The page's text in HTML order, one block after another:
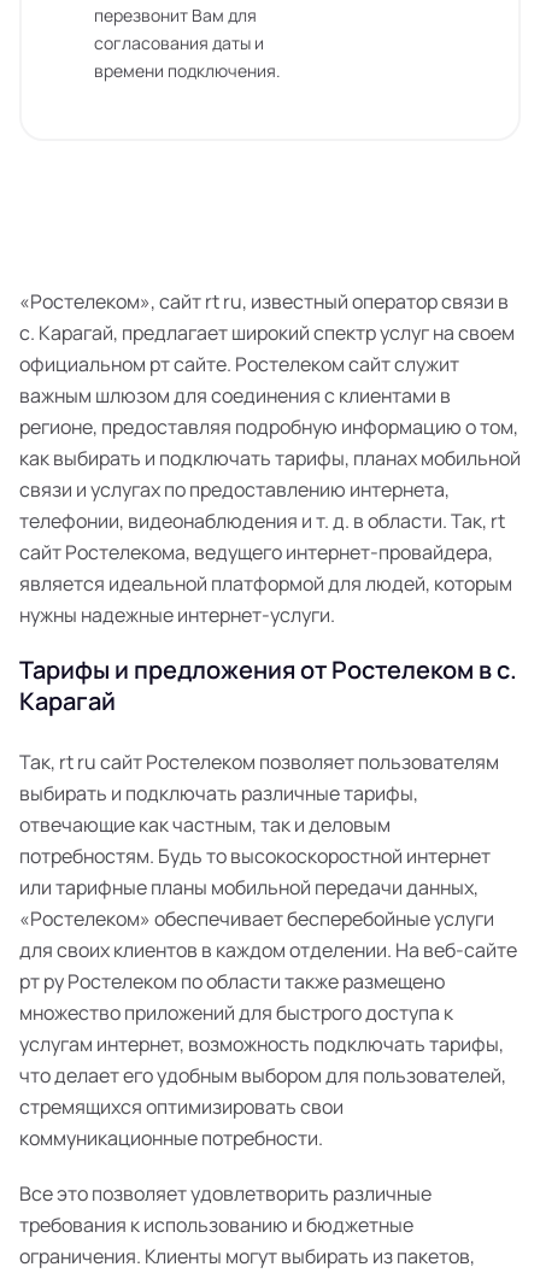
перезвонит Вам для
согласования даты и
времени подключения.
«Ростелеком», сайт rt ru, известный оператор связи в
с. Карагай, предлагает широкий спектр услуг на своем
официальном рт сайте. Ростелеком сайт служит
важным шлюзом для соединения с клиентами в
регионе, предоставляя подробную информацию о том,
как выбирать и подключать тарифы, планах мобильной
связи и услугах по предоставлению интернета,
телефонии, видеонаблюдения и т. д. в области. Так, rt
сайт Ростелекома, ведущего интернет-провайдера,
является идеальной платформой для людей, которым
нужны надежные интернет-услуги.
Тарифы и предложения от Ростелеком в с.
Карагай
Так, rt ru сайт Ростелеком позволяет пользователям
выбирать и подключать различные тарифы,
отвечающие как частным, так и деловым
потребностям. Будь то высокоскоростной интернет
или тарифные планы мобильной передачи данных,
«Ростелеком» обеспечивает бесперебойные услуги
для своих клиентов в каждом отделении. На веб-сайте
рт ру Ростелеком по области также размещено
множество приложений для быстрого доступа к
услугам интернет, возможность подключать тарифы,
что делает его удобным выбором для пользователей,
стремящихся оптимизировать свои
коммуникационные потребности.
Все это позволяет удовлетворить различные
требования к использованию и бюджетные
ограничения. Клиенты могут выбирать из пакетов,